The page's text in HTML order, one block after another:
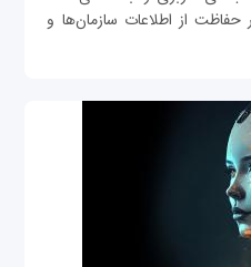
از اطلاعات سازمان‌ها و